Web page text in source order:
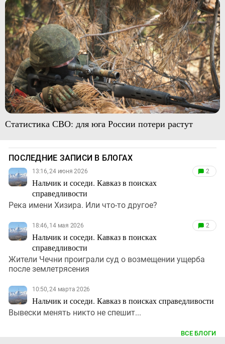
Статистика СВО: для юга России потери растут
ПОСЛЕДНИЕ ЗАПИСИ В БЛОГАХ
13:16, 24 июня 2026
Нальчик и соседи. Кавказ в поисках
справедливости
2
Река имени Хизира. Или что-то другое?
18:46, 14 мая 2026
Нальчик и соседи. Кавказ в поисках
справедливости
2
Жители Чечни проиграли суд о возмещении ущерба
после землетрясения
10:50, 24 марта 2026
Нальчик и соседи. Кавказ в поисках справедливости
Вывески менять никто не спешит...
ВСЕ БЛОГИ